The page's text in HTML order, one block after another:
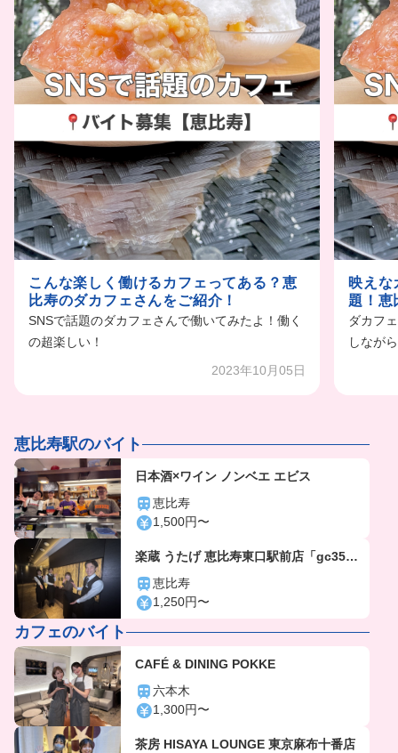
こんな楽しく働けるカフェってある？恵
比寿のダカフェさんをご紹介！
SNSで話題のダカフェさんで働いてみたよ！働く
の超楽しい！
2023年10月05日
映え
題！恵
ダカフ
しなが
恵比寿駅のバイト
日本酒×ワイン ノンベエ エビス
恵比寿
1,500円〜
楽蔵 うたげ 恵比寿東口駅前店「gc356
4」恵比寿
1,250円〜
カフェのバイト
CAFÉ & DINING POKKE
六本木
1,300円〜
茶房 HISAYA LOUNGE 東京麻布十番店